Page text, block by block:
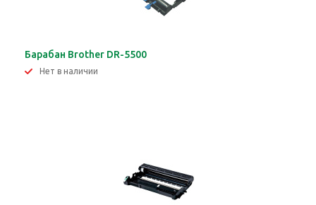
Барабан Brother DR-5500
Нет в наличии